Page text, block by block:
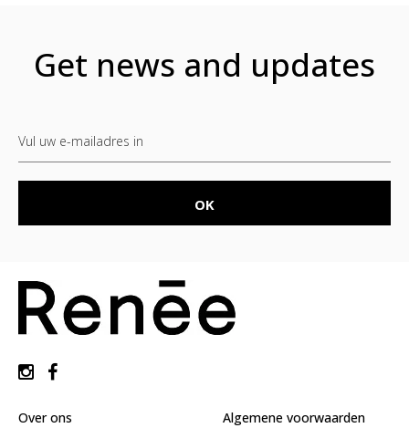
Get news and updates
Over ons Algemene voorwaarden